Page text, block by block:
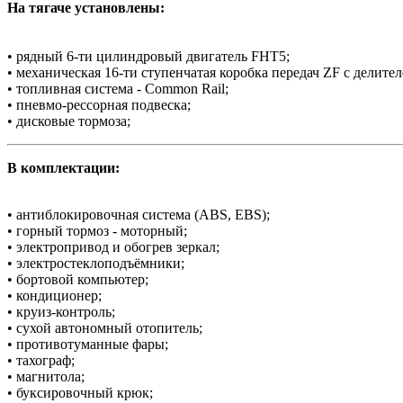
На тягаче установлены:
• рядный 6-ти цилиндровый двигатель FHT5;
• механическая 16-ти ступенчатая коробка передач ZF с
• топливная система - Common Rail;
• пневмо-рессорная подвеска;
• дисковые тормоза;
В комплектации:
• антиблокировочная система (АBS, EBS);
• горный тормоз - моторный;
• электропривод и обогрев зеркал;
• электростеклоподъёмники;
• бортовой компьютер;
• кондиционер;
• круиз-контроль;
• сухой автономный отопитель;
• противотуманные фары;
• тахограф;
• магнитола;
• буксировочный крюк;